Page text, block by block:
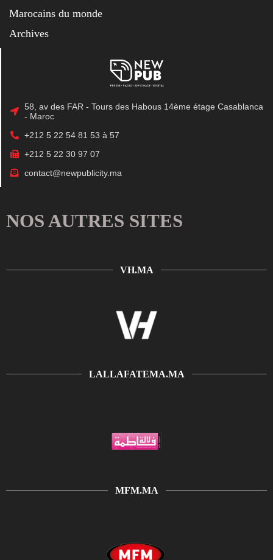
Marocains du monde
Archives
58, av des FAR - Tours des Habous 14ème étage Casablanca
- Maroc
+212 5 22 54 81 53 à 57
+212 5 22 30 97 07
contact@newpublicity.ma
NOS AUTRES SITES
VH.MA
LALLAFATEMA.MA
MFM.MA